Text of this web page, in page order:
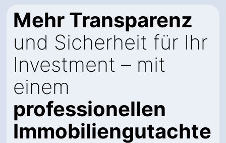
Mehr Transparenz
und Sicherheit für Ihr
Investment – mit
einem
professionellen
Immobiliengutachte